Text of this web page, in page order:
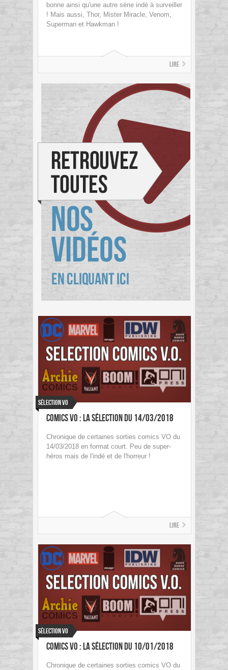
bonne ainsi qu'une autre série indé à surveiller
! Mais aussi, Thor, Mister Miracle, Venom,
Superman et Hawkman !
Lire
Sélection VO
Comics VO : La sélection du 14/03/2018
Chronique de certaines sorties comics VO du
14/03/2018 en format court. Peu de super-
héros mais de l'indé et de l'horreur !
Lire
Sélection VO
Comics VO : La sélection du 10/01/2018
Chronique de certaines sorties comics VO du